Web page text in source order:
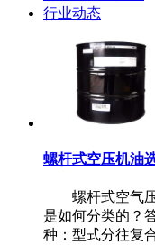
行业动态
螺杆式空压机油
螺杆式空气
是如何分类的？
种：型式分往复